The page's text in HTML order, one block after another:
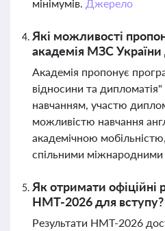
мінімумів. Джерело
Які можливості
академія МЗС України
Академія пропонує
відносини та
навчанням, участю
можливістю навчання
академічною
спільними
Як отримати офіційні
НМТ-2026 для вступу?
Результати НМТ-2026